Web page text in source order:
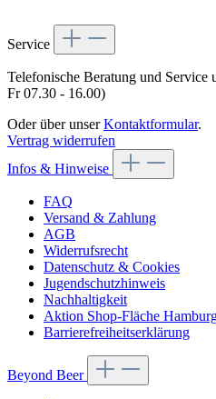
Service
Telefonische Beratung und Service
Fr 07.30 - 16.00)
Oder über unserKontaktformular.
Vertrag widerrufen
Infos & Hinweise
FAQ
Versand & Zahlung
AGB
Widerrufsrecht
Datenschutz & Cookies
Jugendschutzhinweis
Nachhaltigkeit
Aktion Shop-Fläche
Barrierefreiheitserklärung
Beyond Beer